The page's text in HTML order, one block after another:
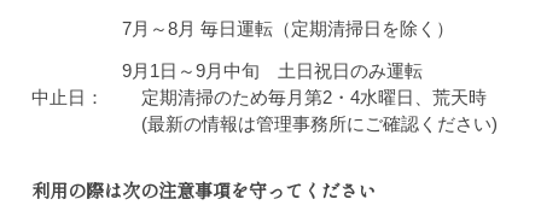
7月～8月 毎日運転（定期清掃日を除く）
9月1日～9月中旬 土日祝日のみ運転
中止日：
定期清掃のため毎月第2・4水曜日、荒天時
(最新の情報は管理事務所にご確認ください)
利用の際は次の注意事項を守ってください